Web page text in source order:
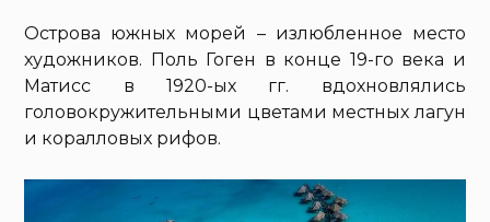
Острова южных морей – излюбленное место
художников. Поль Гоген в конце 19-го века и
Матисс в 1920-ых гг. вдохновлялись
головокружительными цветами местных лагун
и коралловых рифов.